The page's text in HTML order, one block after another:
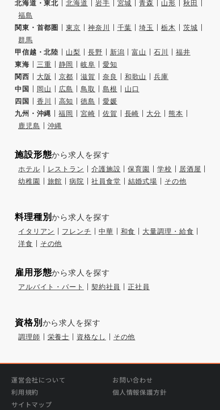
北海道・東北 北海道 岩手 宮城 青森 山形
秋田
福島
関東・首都圏
東京 神奈川 千葉 埼玉 栃木
茨城
群馬
甲信越・北陸
山梨 長野 新潟 富山 石川
福井
東海
三重 静岡 岐阜
愛知
関西
大阪 京都 滋賀 奈良 和歌山
兵庫
中国
岡山 広島 鳥取 島根
山口
四国
香川 高知 徳島
愛媛
九州・沖縄
福岡 宮崎 佐賀 長崎 大分
熊本
鹿児島
沖縄
施設形態から求人を探す
ホテル レストラン 介護施設 保育園 学校
居酒屋
幼稚園
旅館 病院 社員食堂 結婚式場 その他
料理種別から求人を探す
イタリアン フレンチ 中華 和食
大量調理・給食
洋食
その他
雇用形態から求人を探す
アルバイト・パート 契約社員 正社員
資格別 から求人を探す
調理師 栄養士 資格なし その他
運営会社について
お問い合わせ
利用規約
個人情報保護方針
サイトマップ